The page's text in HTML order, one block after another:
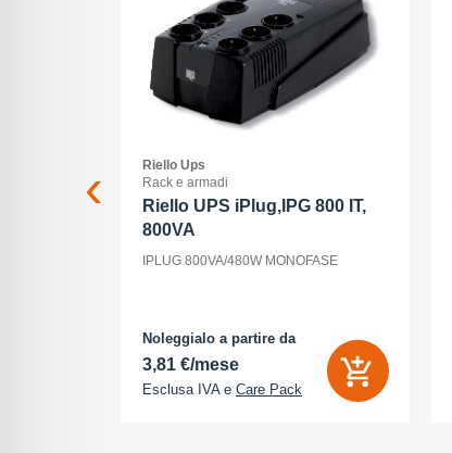
Riello Ups
Rack e armadi
Riello UPS iPlug,IPG 800 IT,
800VA
IPLUG 800VA/480W MONOFASE
Noleggialo a partire da
3,81 €/mese
Esclusa IVA e Care Pack